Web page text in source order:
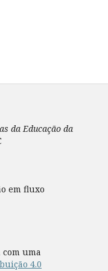
da Educação da
em fluxo
com uma
4.0